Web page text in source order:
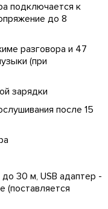
подключается к
до 8
разговора и 47
(при
зарядки
после 15
30 м, USB адаптер -
(поставляется